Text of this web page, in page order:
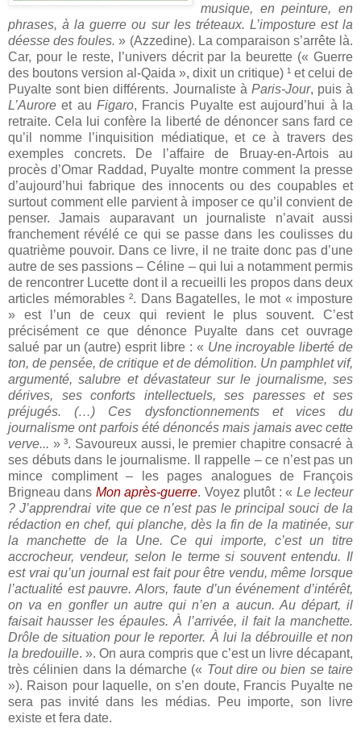
musique, en peinture, en
phrases, à la guerre ou sur les tréteaux. L’imposture est la
déesse des foules. » (Azzedine). La comparaison s’arrête là.
Car, pour le reste, l’univers décrit par la beurette (« Guerre
des boutons version al-Qaida », dixit un critique) ¹ et celui de
Puyalte sont bien différents. Journaliste à Paris-Jour, puis à
L’Aurore et au Figaro, Francis Puyalte est aujourd’hui à la
retraite. Cela lui confère la liberté de dénoncer sans fard ce
qu’il nomme l’inquisition médiatique, et ce à travers des
exemples concrets. De l’affaire de Bruay-en-Artois au
procès d’Omar Raddad, Puyalte montre comment la presse
d’aujourd’hui fabrique des innocents ou des coupables et
surtout comment elle parvient à imposer ce qu’il convient de
penser. Jamais auparavant un journaliste n’avait aussi
franchement révélé ce qui se passe dans les coulisses du
quatrième pouvoir. Dans ce livre, il ne traite donc pas d’une
autre de ses passions – Céline – qui lui a notamment permis
de rencontrer Lucette dont il a recueilli les propos dans deux
articles mémorables ². Dans Bagatelles, le mot « imposture
» est l’un de ceux qui revient le plus souvent. C’est
précisément ce que dénonce Puyalte dans cet ouvrage
salué par un (autre) esprit libre : « Une incroyable liberté de
ton, de pensée, de critique et de démolition. Un pamphlet vif,
argumenté, salubre et dévastateur sur le journalisme, ses
dérives, ses conforts intellectuels, ses paresses et ses
préjugés. (…) Ces dysfonctionnements et vices du
journalisme ont parfois été dénoncés mais jamais avec cette
verve... » ³. Savoureux aussi, le premier chapitre consacré à
ses débuts dans le journalisme. Il rappelle – ce n’est pas un
mince compliment – les pages analogues de François
Brigneau dans Mon après-guerre. Voyez plutôt : « Le lecteur
? J’apprendrai vite que ce n’est pas le principal souci de la
rédaction en chef, qui planche, dès la fin de la matinée, sur
la manchette de la Une. Ce qui importe, c’est un titre
accrocheur, vendeur, selon le terme si souvent entendu. Il
est vrai qu’un journal est fait pour être vendu, même lorsque
l’actualité est pauvre. Alors, faute d’un événement d’intérêt,
on va en gonfler un autre qui n’en a aucun. Au départ, il
faisait hausser les épaules. À l’arrivée, il fait la manchette.
Drôle de situation pour le reporter. À lui la débrouille et non
la bredouille. ». On aura compris que c’est un livre décapant,
très célinien dans la démarche (« Tout dire ou bien se taire
»). Raison pour laquelle, on s’en doute, Francis Puyalte ne
sera pas invité dans les médias. Peu importe, son livre
existe et fera date.